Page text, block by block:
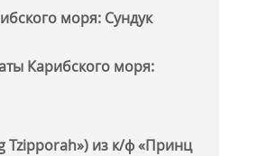
моря: Сундук
Карибского моря:
Tzipporah») из к/ф «Принц